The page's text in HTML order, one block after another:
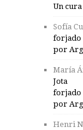
Un
Sofía
forjado
por
María
Jota
forjado
por
Henri